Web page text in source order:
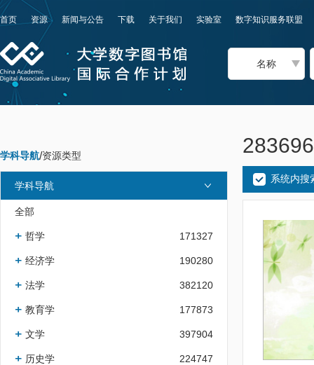
首页 资源 新闻与公告 下载 关于我们 实验室 数字知识服务联盟
名称
学科导航/资源类型
学科导航
全部
哲学 171327
经济学 190280
法学 382120
教育学 177873
文学 397904
历史学 224747
系统内搜